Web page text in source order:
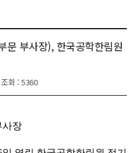
문 부사장), 한국공학한림원
조회 : 5360